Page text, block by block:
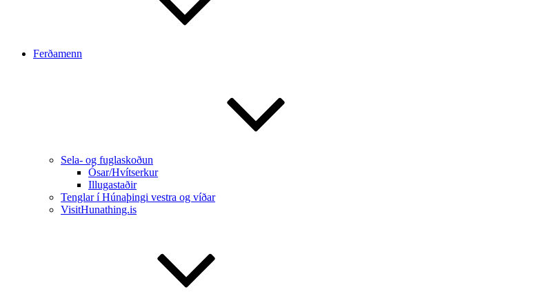
Ferðamenn
Sela- og fuglaskoðun
Ósar/Hvítserkur
Illugastaðir
Tenglar í Húnaþingi vestra og víðar
VisitHunathing.is